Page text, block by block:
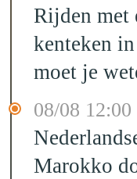
Rijden met
kenteken
moet je
08/08 12:00
Marokko